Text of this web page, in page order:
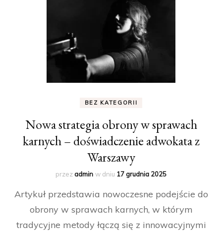
BEZ KATEGORII
Nowa strategia obrony w sprawach
karnych – doświadczenie adwokata z
Warszawy
przezadmin w dniu 17 grudnia 2025
Artykuł przedstawia nowoczesne podejście do
obrony w sprawach karnych, w którym
tradycyjne metody łączą się z innowacyjnymi